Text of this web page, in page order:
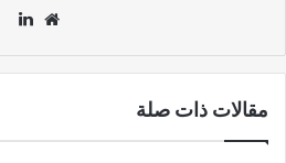
موقع
مقالات ذات صلة